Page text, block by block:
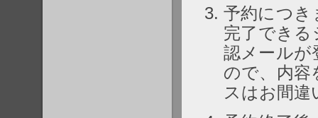
予約につき
完了でき
認メールが
ので、内
スはお間